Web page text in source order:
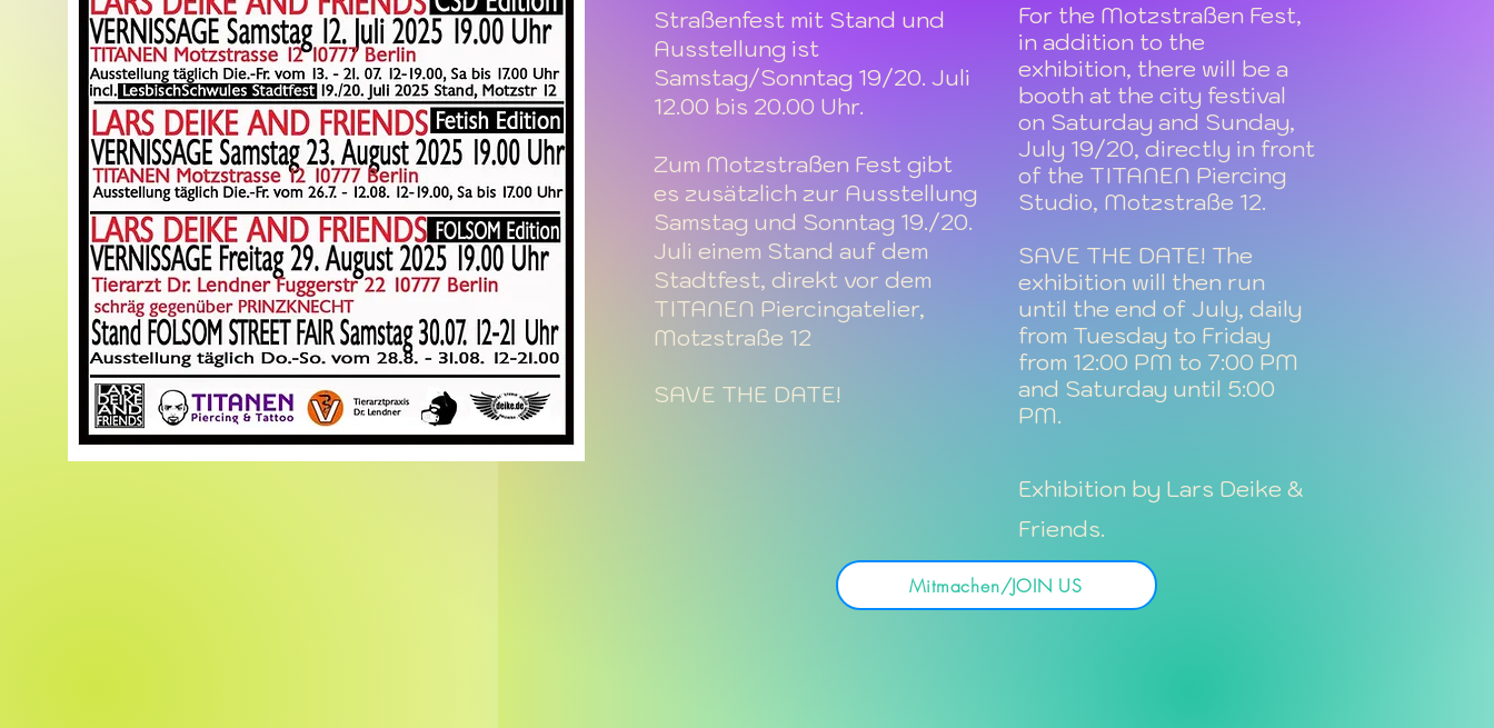
Straßenfest mit Stand und
Ausstellung ist
Samstag/Sonntag 19/20. Juli
12.00 bis 20.00 Uhr.
Zum Motzstraßen Fest gibt
es zusätzlich zur Ausstellung
Samstag und Sonntag 19./20.
Juli einem Stand auf dem
Stadtfest, direkt vor dem
TITANEN Piercingatelier,
Motzstraße 12
SAVE THE DATE!
For the Motzstraßen Fest,
in addition to the
exhibition, there will be a
booth at the city festival
on Saturday and Sunday,
July 19/20, directly in front
of the TITANEN Piercing
Studio, Motzstraße 12.
SAVE THE DATE! The
exhibition will then run
until the end of July, daily
from Tuesday to Friday
from 12:00 PM to 7:00 PM
and Saturday until 5:00
PM.
Exhibition by Lars Deike &
Friends.
Mitmachen/JOIN US